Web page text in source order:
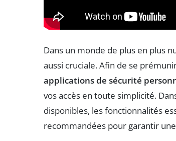
Dans un monde de plus en plus
aussi cruciale. Afin de se
applications de sécurité
vos accès en toute simplicité.
disponibles, les fonctionnalités
recommandées pour garantir